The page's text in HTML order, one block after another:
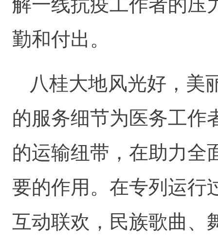
解一线抗疫工作者的压
勤和付出。
八桂大地风光好，美
的服务细节为医务工作
的运输纽带，在助力全
要的作用。在专列运行
互动联欢，民族歌曲、